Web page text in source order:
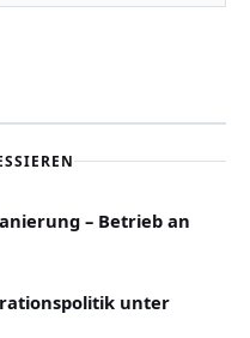
– Betrieb an
unter